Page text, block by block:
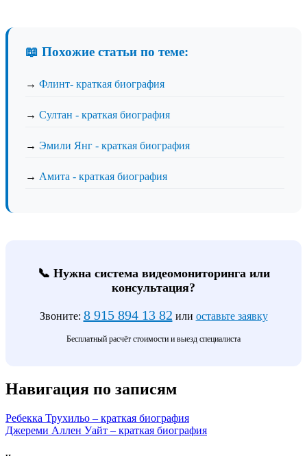
📖 Похожие статьи по теме:
→ Флинт- краткая биография
→ Султан - краткая биография
→ Эмили Янг - краткая биография
→ Амита - краткая биография
📞 Нужна система видеомониторинга или
консультация?
Звоните: 8 915 894 13 82 или оставьте заявку
Бесплатный расчёт стоимости и выезд специалиста
Навигация по записям
Ребекка Трухильо – краткая биография
Джереми Аллен Уайт – краткая биография